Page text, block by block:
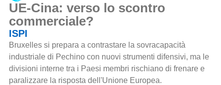
UE-Cina: verso lo scontro
commerciale?
ISPI
Bruxelles si prepara a contrastare la sovracapacità
industriale di Pechino con nuovi strumenti difensivi, ma le
divisioni interne tra i Paesi membri rischiano di frenare e
paralizzare la risposta dell'Unione Europea.